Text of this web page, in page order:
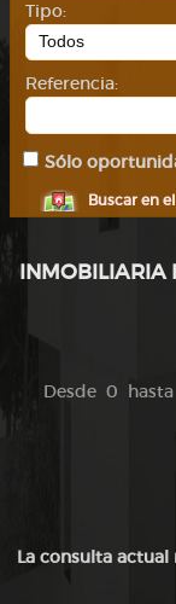
Tipo:
Referencia:
Sólo
Buscar en
INMOBILIARIA
Desde 0
La consulta